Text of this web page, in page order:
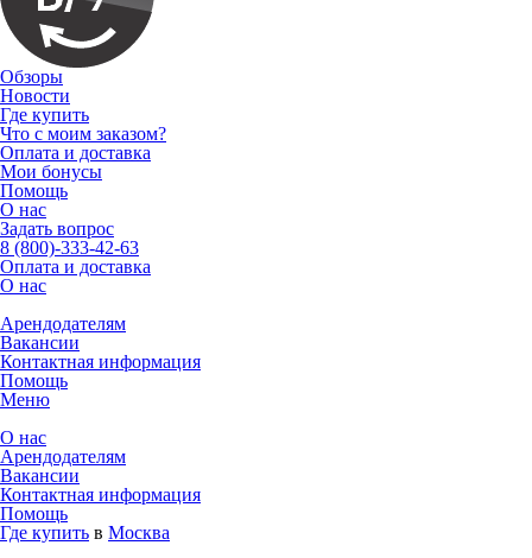
Обзоры
Новости
Где купить
Что с моим заказом?
Оплата и доставка
Мои бонусы
Помощь
О нас
Задать вопрос
8 (800)-333-42-63
Оплата и доставка
О нас
Арендодателям
Вакансии
Контактная информация
Помощь
Меню
О нас
Арендодателям
Вакансии
Контактная информация
Помощь
Где купить в Москва